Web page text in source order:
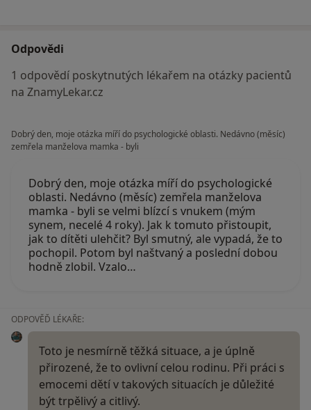
Odpovědi
1 odpovědí poskytnutých lékařem na otázky pacientů
na ZnamyLekar.cz
Dobrý den, moje otázka míří do psychologické oblasti. Nedávno (měsíc)
zemřela manželova mamka - byli
Dobrý den, moje otázka míří do psychologické
oblasti. Nedávno (měsíc) zemřela manželova
mamka - byli se velmi blízcí s vnukem (mým
synem, necelé 4 roky). Jak k tomuto přistoupit,
jak to dítěti ulehčit? Byl smutný, ale vypadá, že to
pochopil. Potom byl naštvaný a poslední dobou
hodně zlobil. Vzalo…
ODPOVĚĎ LÉKAŘE:
Toto je nesmírně těžká situace, a je úplně
přirozené, že to ovlivní celou rodinu. Při práci s
emocemi dětí v takových situacích je důležité
být trpělivý a citlivý.